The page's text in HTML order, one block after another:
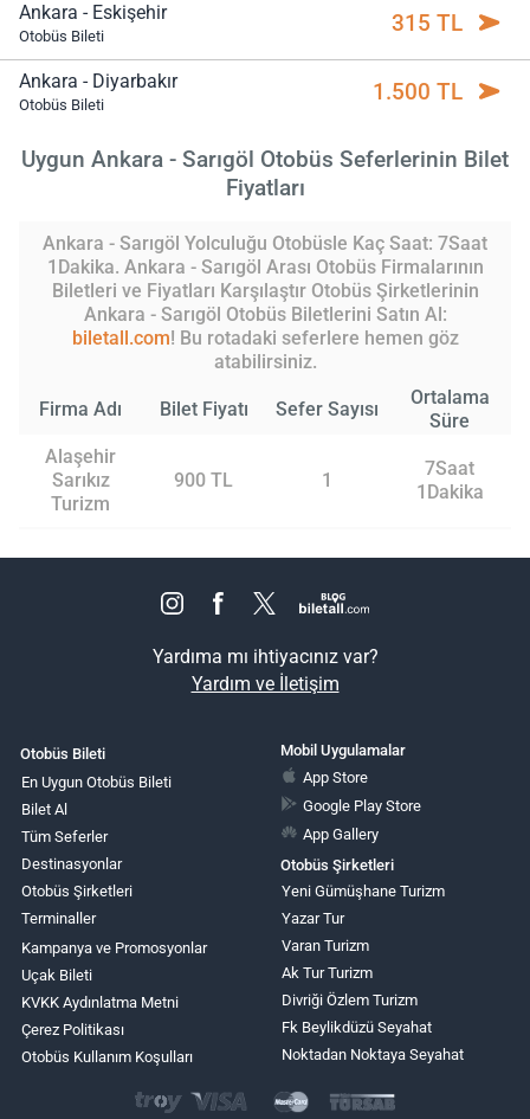
Ankara - Eskişehir
Otobüs Bileti 315 TL
Ankara - Diyarbakır
Otobüs Bileti 1.500 TL
Uygun Ankara - Sarıgöl Otobüs Seferlerinin Bilet
Fiyatları
Ankara - Sarıgöl Yolculuğu Otobüsle Kaç Saat: 7Saat
1Dakika. Ankara - Sarıgöl Arası Otobüs Firmalarının
Biletleri ve Fiyatları Karşılaştır Otobüs Şirketlerinin
Ankara - Sarıgöl Otobüs Biletlerini Satın Al:
biletall.com! Bu rotadaki seferlere hemen göz
atabilirsiniz.
Firma Adı Bilet Fiyatı Sefer Sayısı
Ortalama
Süre
Alaşehir
Sarıkız
Turizm
900 TL 1
7Saat
1Dakika
Yardıma mı ihtiyacınız var?
Yardım ve İletişim
Otobüs Bileti
En Uygun Otobüs Bileti
Bilet Al
Tüm Seferler
Destinasyonlar
Otobüs Şirketleri
Terminaller
Kampanya ve Promosyonlar
Uçak Bileti
KVKK Aydınlatma Metni
Çerez Politikası
Otobüs Kullanım Koşulları
Mobil Uygulamalar
App Store
Google Play Store
App Gallery
Otobüs Şirketleri
Yeni Gümüşhane Turizm
Yazar Tur
Varan Turizm
Ak Tur Turizm
Divriği Özlem Turizm
Fk Beylikdüzü Seyahat
Noktadan Noktaya Seyahat